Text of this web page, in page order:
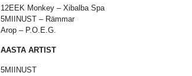
12EEK Monkey – Xibalba Spa
5MIINUST – Rämmar
Arop – P.O.E.G.
AASTA ARTIST
5MIINUST